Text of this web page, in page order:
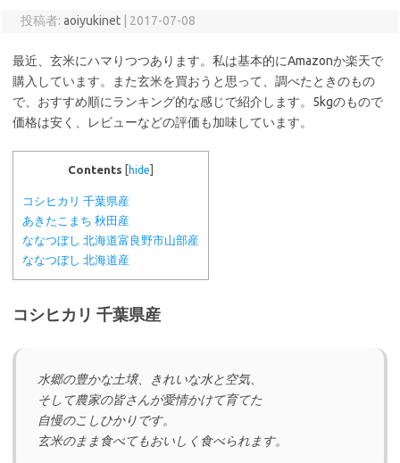
投稿者: aoiyukinet 2017-07-08
最近、玄米にハマりつつあります。私は基本的にAmazonか楽天で
購入しています。また玄米を買おうと思って、調べたときのもの
で、おすすめ順にランキング的な感じで紹介します。5kgのもので
価格は安く、レビューなどの評価も加味しています。
Contents [ hide
コシヒカリ 千葉県産
あきたこまち 秋田産
ななつぼし 北海道富良野市山部産
ななつぼし 北海道産
コシヒカリ 千葉県産
水郷の豊かな土壌、きれいな水と空気、
そして農家の皆さんが愛情かけて育てた
自慢のこしひかりです。
玄米のまま食べてもおいしく食べられます。